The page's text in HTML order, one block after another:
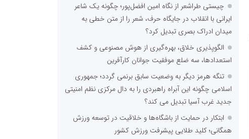
چیستی طراشعر از نگاه امین افضل‌پور؛ چگونه یک شاعر
ایرانی با انقلاب در جایگاه حرف، شعر را از متن خطی به
میدان ادراک بصری تبدیل کرد؟
الگوپذیری خلاق، بهره‌گیری از هوش مصنوعی و کشف
استعدادها، سه ضلع موفقیت جوانان کارآفرین
تنگه هرمز دیگر به وضعیت سابق برنمی گردد؛ جمهوری
اسلامی چگونه این آبراه راهبردی را به دال مرکزی نظم امنیتی
جدید غرب آسیا تبدیل می کند؟
ابتکار در حمایت از باشگاه‌ها و خلاقیت در توسعه ورزش
همگانی؛ کلید طلایی پیشرفت ورزش کشور